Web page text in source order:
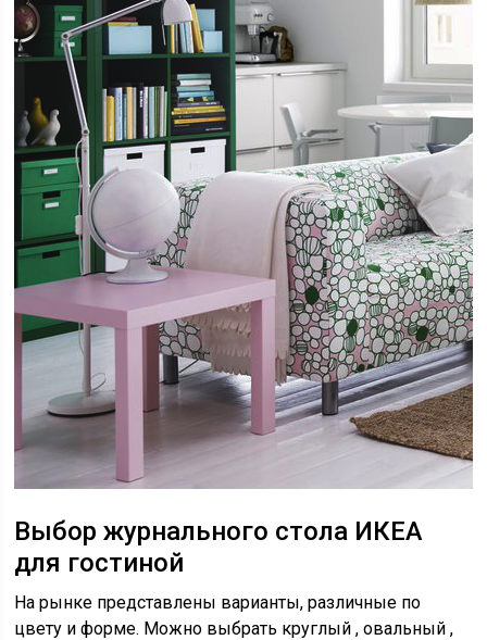
Выбор журнального стола ИКЕА
для гостиной
На рынке представлены варианты, различные по
цвету и форме. Можно выбрать круглый , овальный ,